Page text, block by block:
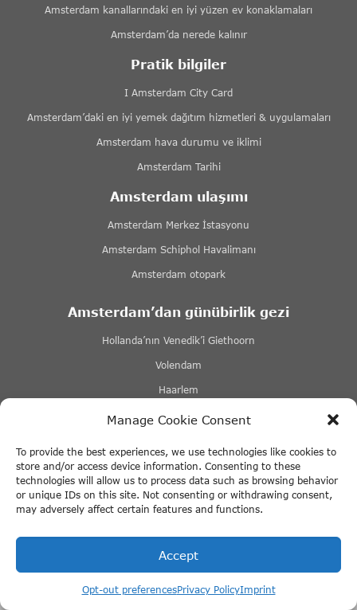
Manage Cookie Consent
To provide the best experiences, we use technologies like cookies to
store and/or access device information. Consenting to these
technologies will allow us to process data such as browsing behavior
or unique IDs on this site. Not consenting or withdrawing consent,
may adversely affect certain features and functions.
Accept
Opt-out preferencesPrivacy PolicyImprint
Highlights of Holland biletlerini buradan
Amsterdam kanallarındaki en iyi yüzen ev konaklamaları
Amsterdam’da nerede kalınır
Pratik bilgiler
I Amsterdam City Card
Amsterdam’daki en iyi yemek dağıtım hizmetleri & uygulamaları
Amsterdam hava durumu ve iklimi
Amsterdam Tarihi
Amsterdam ulaşımı
Amsterdam Merkez İstasyonu
Amsterdam Schiphol Havalimanı
Amsterdam otopark
Amsterdam’dan günübirlik gezi
Hollanda’nın Venedik’i Giethoorn
Volendam
Haarlem
Zaanse Schans Yel Değirmeni Köyü
Hakkımızda
Blog
Iş ortakları
Lovers Kanal Turları Amsterdam